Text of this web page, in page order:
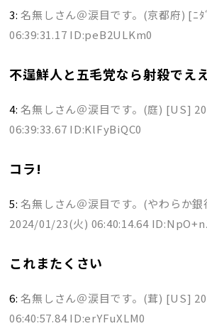
3:名無しさん＠涙目です。(京都府) [ﾆ
06:39:31.17 ID:peB2ULKm0
不逞鮮人と五毛党なら射殺でえ
4:名無しさん＠涙目です。(庭) [US]
06:39:33.67 ID:KlFyBiQC0
コラ!
5:名無しさん＠涙目です。(やわらか
2024/01/23(火) 06:40:14.64
これまたくさい
6:名無しさん＠涙目です。(茸) [US]
06:40:57.84 ID:erYFuXLM0